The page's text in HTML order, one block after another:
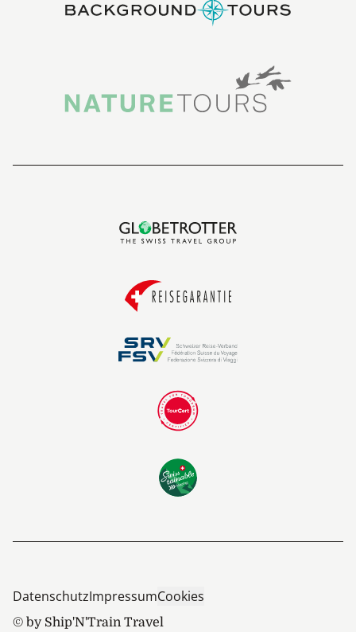
© by Ship'N'Train Travel
DatenschutzImpressumCookies